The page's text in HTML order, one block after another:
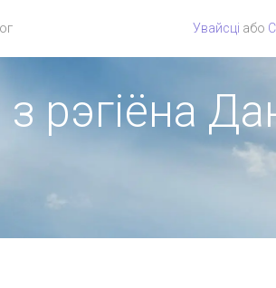
Увайсці або
рэгіёна